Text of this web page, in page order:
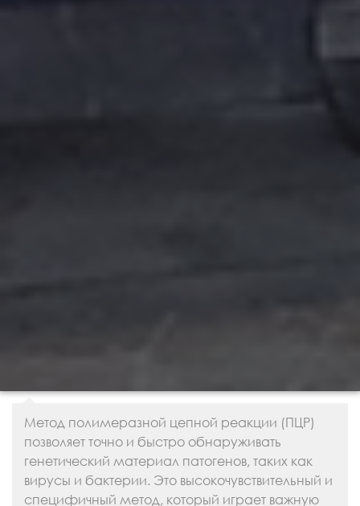
Метод полимеразной цепной реакции (ПЦР)
позволяет точно и быстро обнаруживать
генетический материал патогенов, таких как
вирусы и бактерии. Это высокочувствительный и
специфичный метод, который играет важную